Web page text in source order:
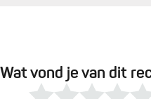
Wat vond je van dit